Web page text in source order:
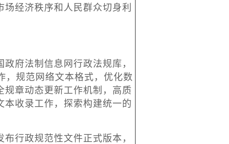
经济秩序和人民群众切身利
府法制信息网行政法规库，
，规范网络文本格式，优化数
章动态更新工作机制，高质
收录工作，探索构建统一的
行政规范性文件正式版本，